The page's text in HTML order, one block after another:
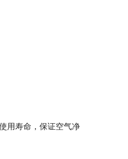
用寿命，保证空气净